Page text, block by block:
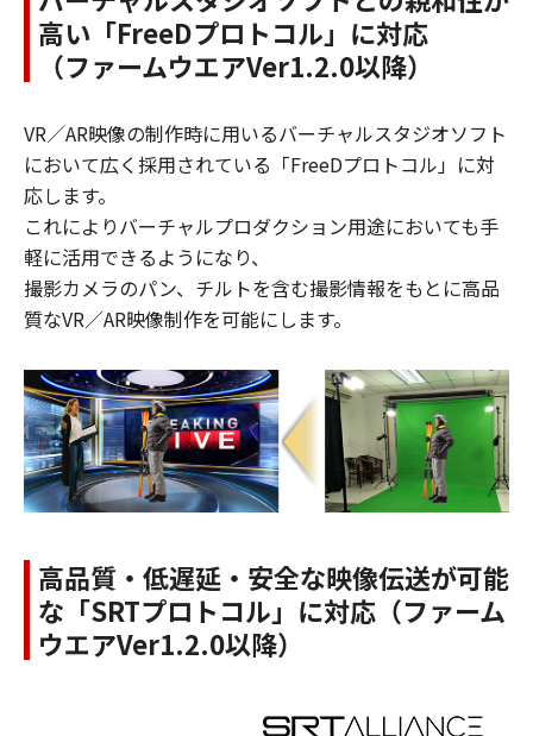
高い「FreeDプロトコル」に対応
（ファームウエアVer1.2.0以降）
VR／AR映像の制作時に用いるバーチャルスタジオソフト
において広く採用されている「FreeDプロトコル」に対
応します。
これによりバーチャルプロダクション用途においても手
軽に活用できるようになり、
撮影カメラのパン、チルトを含む撮影情報をもとに高品
質なVR／AR映像制作を可能にします。
高品質・低遅延・安全な映像伝送が可能
な「SRTプロトコル」に対応（ファーム
ウエアVer1.2.0以降）